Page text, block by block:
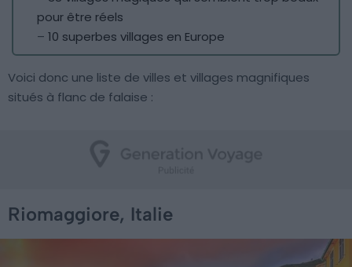
pour être réels
– 10 superbes villages en Europe
Voici donc une liste de villes et villages magnifiques
situés à flanc de falaise :
Riomaggiore, Italie